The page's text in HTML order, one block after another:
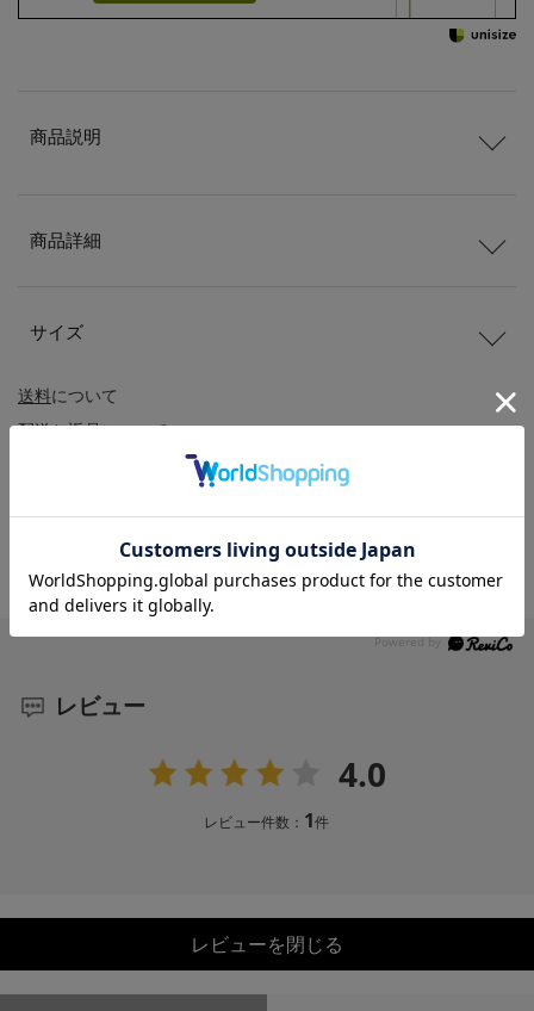
送料について
配送と返品について
商品説明
商品詳細
サイズ
レビュー
4.0
レビュー件数： 1件
レビューを閉じる